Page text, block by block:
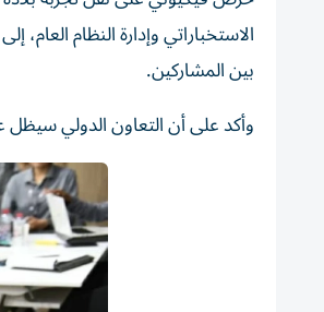
الاستخباراتي وإدارة النظام
بين المشاركين.
وأكد على أن التعاون الدولي